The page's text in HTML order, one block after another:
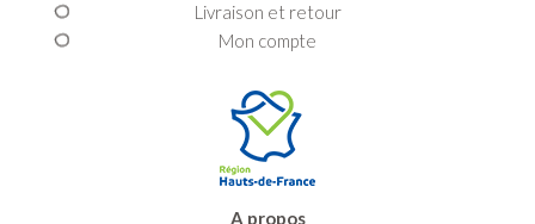
Livraison et retour
Mon compte
A propos